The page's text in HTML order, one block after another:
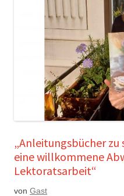
„Anleitungsbücher
eine willkommene
Lektoratsarbeit“
von Gast